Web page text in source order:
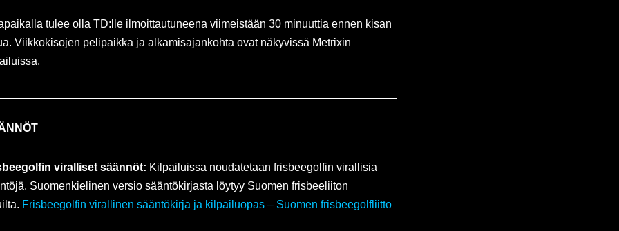
tulee olla TD:lle ilmoittautuneena viimeistään 30 minuuttia ennen kisan
Viikkokisojen pelipaikka ja alkamisajankohta ovat näkyvissä Metrixin
viralliset säännöt: Kilpailuissa noudatetaan frisbeegolfin virallisia
Suomenkielinen versio sääntökirjasta löytyy Suomen frisbeeliiton
Frisbeegolfin virallinen sääntökirja ja kilpailuopas – Suomen frisbeegolfliitto